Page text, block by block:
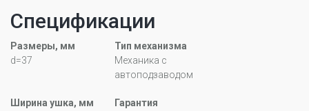
Спецификации
Размеры, мм
d=37
Тип механизма
Механика с
автоподзаводом
Ширина ушка, мм
Гарантия